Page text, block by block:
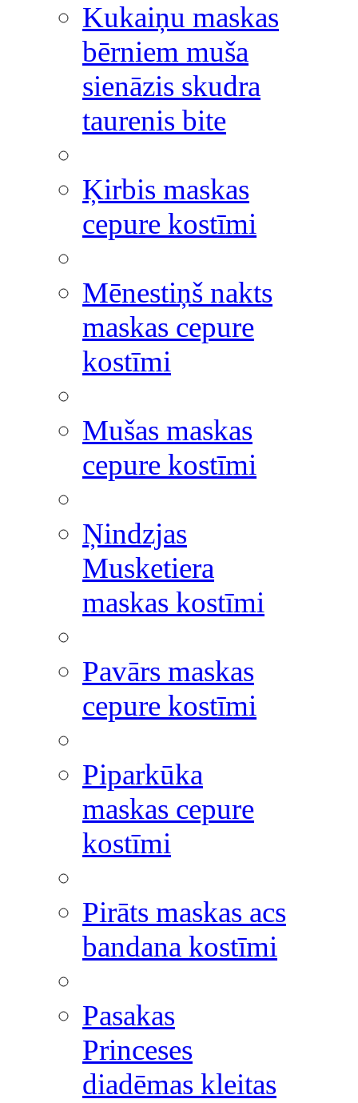
Kukaiņu maskas
bērniem muša
sienāzis skudra
taurenis bite
Ķirbis maskas
cepure kostīmi
Mēnestiņš nakts
maskas cepure
kostīmi
Mušas maskas
cepure kostīmi
Ņindzjas
Musketiera
maskas kostīmi
Pavārs maskas
cepure kostīmi
Piparkūka
maskas cepure
kostīmi
Pirāts maskas acs
bandana kostīmi
Pasakas
Princeses
diadēmas kleitas